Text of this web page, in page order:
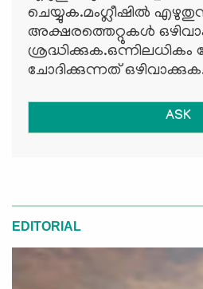
ചെയ്യുക.മംഗ്ലീഷില്‍
അക്ഷരത്തെറ്റുകള്‍
ശ്രദ്ധിക്കുക.ഒന്നിലധികം
ചോദിക്കുന്നത്
ASK
EDITORIAL